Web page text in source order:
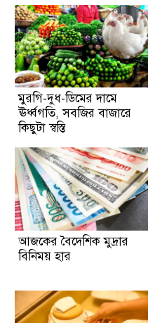
মুরগি-দুধ-ডিমের দামে
ঊর্ধ্বগতি, সবজির বাজারে
কিছুটা স্বস্তি
আজকের বৈদেশিক মুদ্রার
বিনিময় হার